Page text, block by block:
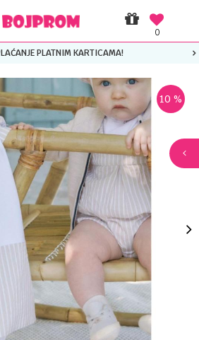
0
PLATNIM KARTICAMA!
10 %